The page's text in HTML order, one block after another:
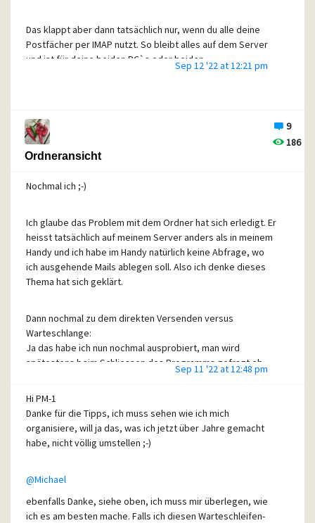
Das klappt aber dann tatsächlich nur, wenn du alle deine
Postfächer per IMAP nutzt. So bleibt alles auf dem Server
und ist für deine beiden PC`s oder beidenSep 12 '22 at 12:21 pm
9
186
Ordneransicht
Nochmal ich ;-)
Ich glaube das Problem mit dem Ordner hat sich erledigt. Er
heisst tatsächlich auf meinem Server anders als in meinem
Handy und ich habe im Handy natürlich keine Abfrage, wo
ich ausgehende Mails ablegen soll. Also ich denke dieses
Thema hat sich geklärt.
Dann nochmal zu dem direkten Versenden versus
Warteschlange:
Ja das habe ich nun nochmal ausprobiert, man wird
spätestens beim Schliessen des Programms gefragt ob
Allerdings löst dies nicht das Problem, welches ich habe
(aus Versehen das Abfragefenster zum Ablageort der
ausgehenden email zu schließen) .
Eine ausgehende mail wird dann leider nirgends
Ausgangskopien.
Sep 11 '22 at 12:48 pm
Hi PM-1
Danke für die Tipps, ich muss sehen wie ich mich
organisiere, will ja das, was ich jetzt über Jahre gemacht
habe, nicht völlig umstellen ;-)
@Michael
ebenfalls Danke, siehe oben, ich muss mir überlegen, wie
ich es am besten mache. Falls ich diesen Warteschleifen-